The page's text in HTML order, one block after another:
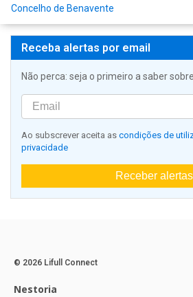
Concelho de Benavente
Receba alertas por email
Não perca: seja o primeiro a saber
Ao subscrever aceita as condições de
privacidade
Receber alertas
© 2026 Lifull Connect
Nestoria